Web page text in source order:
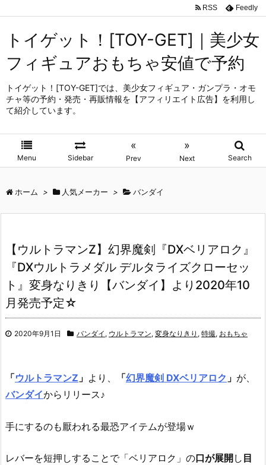
トイゲット！[TOY-GET]｜美少女
フィギュアおもちゃ安値で予約
トイゲット！[TOY-GET]では、美少女フィギュア・ガンプラ・オモ
チャ等の予約・発売・再販情報を【アフィリエイト広告】を利用し
て紹介しています。
Menu Sidebar
«
Prev
»
Next Search
RSS Feedly
ホーム > 人気メーカー > バンダイ
【ウルトラマンZ】幻界魔剣『DXベリアロク』
『DXウルトラメダル デルタライズクローセッ
ト』変身なりきり【バンダイ】より2020年10
月発売予定☆
2020年9月1日 バンダイ , ウルトラマン, 変身なりきり , 特撮, おもちゃ
「ウルトラマンZ 」 より、 「幻界魔剣 DXベリアロク 」 が、
バンダイからリリース♪
手にするのも厭われる最恐アイテムが登場ｗ
レバーを短押しすることで「ベリアロク」の口が展開 し 目